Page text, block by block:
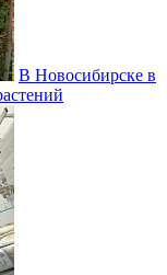
В Новосибирске в